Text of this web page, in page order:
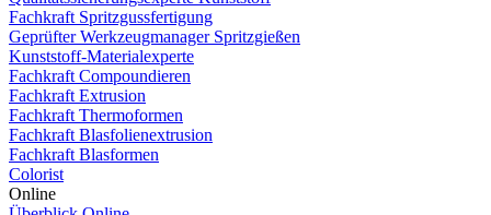
Fachkraft Spritzgussfertigung
Geprüfter Werkzeugmanager Spritzgießen
Kunststoff-Materialexperte
Fachkraft Compoundieren
Fachkraft Extrusion
Fachkraft Thermoformen
Fachkraft Blasfolienextrusion
Fachkraft Blasformen
Colorist
Online